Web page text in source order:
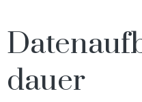
dauer